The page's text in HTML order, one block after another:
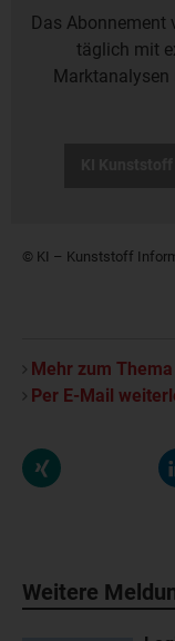
Das Abonnement
täglich mit
Marktanalysen
© KI – Kunststoff
Mehr zum
Per E-Mail
Weitere